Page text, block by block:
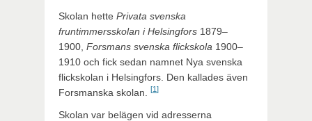
Skolan hette Privata svenska
fruntimmersskolan i Helsingfors 1879–
1900, Forsmans svenska flickskola 1900–
1910 och fick sedan namnet Nya svenska
flickskolan i Helsingfors. Den kallades även
Forsmanska skolan.
[1]
Skolan var belägen vid adresserna